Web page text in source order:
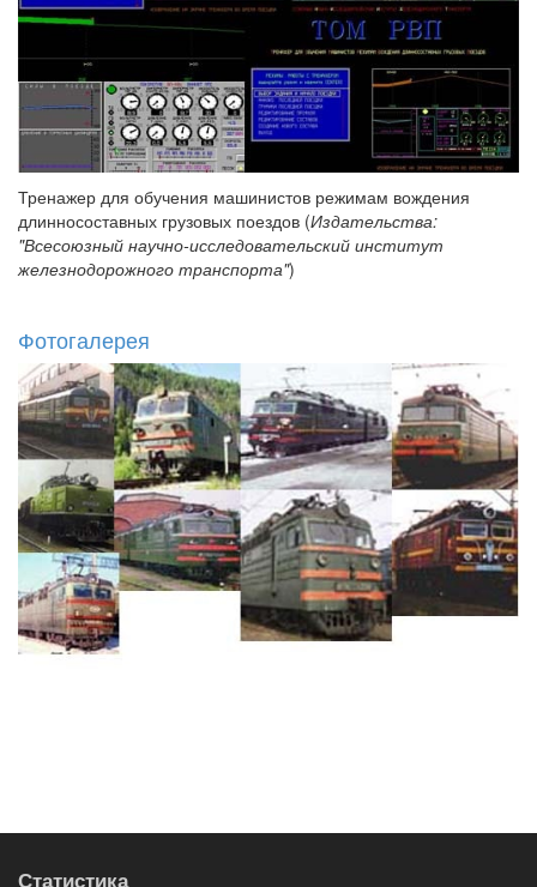
Тренажер для обучения машинистов режимам вождения
длинносоставных грузовых поездов (Издательства:
"Всесоюзный научно-исследовательский институт
железнодорожного транспорта")
Фотогалерея
Статистика